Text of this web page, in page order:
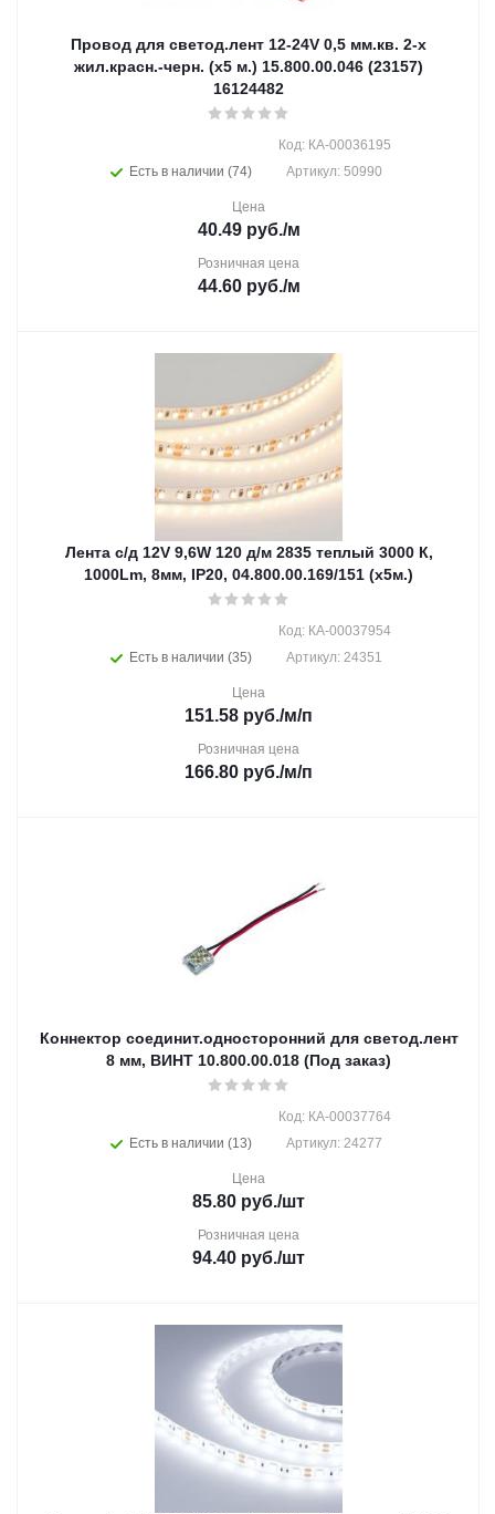
Провод для светод.лент 12-24V 0,5 мм.кв. 2-х
жил.красн.-черн. (х5 м.) 15.800.00.046 (23157)
16124482
Есть в наличии (74)
Код: КА-00036195
Артикул: 50990
Цена
40.49руб./м
Розничная цена
44.60руб./м
Лента с/д 12V 9,6W 120 д/м 2835 теплый 3000 К,
1000Lm, 8мм, IP20, 04.800.00.169/151 (х5м.)
Есть в наличии (35)
Код: КА-00037954
Артикул: 24351
Цена
151.58 руб./м/п
Розничная цена
166.80 руб./м/п
Коннектор соединит.односторонний для светод.лент
8 мм, ВИНТ 10.800.00.018 (Под заказ)
Есть в наличии (13)
Код: КА-00037764
Артикул: 24277
Цена
85.80 руб./шт
Розничная цена
94.40 руб./шт